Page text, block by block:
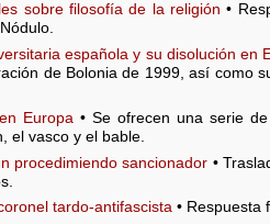
sobre filosofía de la religión •
española y su disolución en
de Bolonia de 1999, así como
Europa • Se ofrecen una serie
el vasco y el bable.
procedimiendo sancionador •
tardo-antifascista • Respuesta